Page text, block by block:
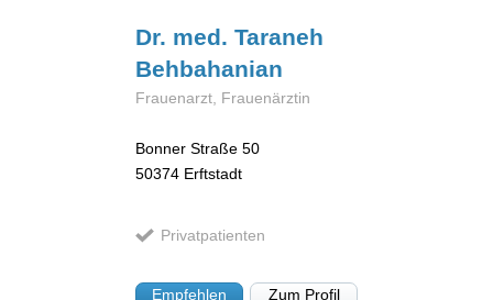
Dr. med. Taraneh
Behbahanian
Frauenarzt, Frauenärztin
Bonner Straße 50
50374 Erftstadt
Privatpatienten
Empfehlen Zum Profil